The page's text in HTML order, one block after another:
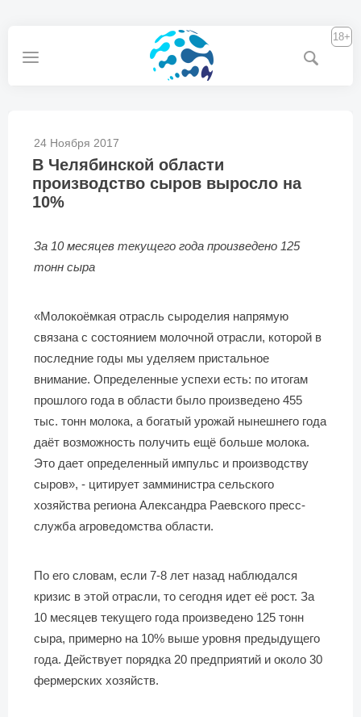
18+
24 Ноября 2017
В Челябинской области
производство сыров выросло на
10%
За 10 месяцев текущего года произведено 125
тонн сыра
«Молокоёмкая отрасль сыроделия напрямую
связана с состоянием молочной отрасли, которой в
последние годы мы уделяем пристальное
внимание. Определенные успехи есть: по итогам
прошлого года в области было произведено 455
тыс. тонн молока, а богатый урожай нынешнего года
даёт возможность получить ещё больше молока.
Это дает определенный импульс и производству
сыров», - цитирует замминистра сельского
хозяйства региона Александра Раевского пресс-
служба агроведомства области.
По его словам, если 7-8 лет назад наблюдался
кризис в этой отрасли, то сегодня идет её рост. За
10 месяцев текущего года произведено 125 тонн
сыра, примерно на 10% выше уровня предыдущего
года. Действует порядка 20 предприятий и около 30
фермерских хозяйств.